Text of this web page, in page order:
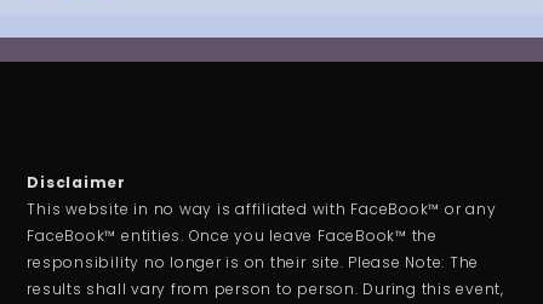
Disclaimer
This website in no way is affiliated with FaceBook™ or any
FaceBook™ entities. Once you leave FaceBook™ the
responsibility no longer is on their site. Please Note: The
results shall vary from person to person. During this event,